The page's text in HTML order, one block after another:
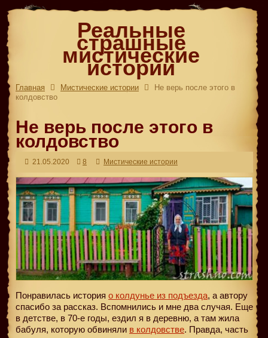
Реальные
страшные
мистические
истории
Главная Мистические истории
Не верь после этого в
колдовство
Не верь после этого в
колдовство
21.05.2020 8 Мистические истории
Понравилась история о колдунье из подъезда, а автору
спасибо за рассказ. Вспомнились и мне два случая. Еще
в детстве, в 70-е годы, ездил я в деревню, а там жила
бабуля, которую обвиняли в колдовстве. Правда, часть